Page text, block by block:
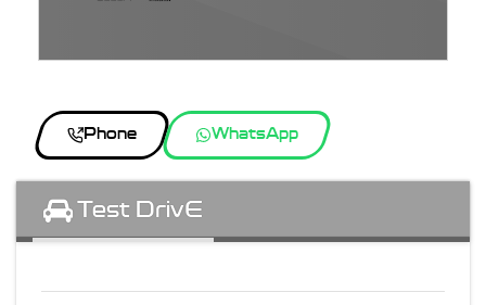
Phone WhatsApp
Test DrivE